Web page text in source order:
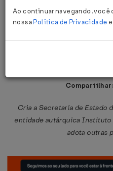
Lei Nº 10066 DE
Publicado no
Compartilhar:
Cria a Secretaria de Estado
entidade autárquica Instituto
adota outras
Ao continuar navegando, você
nossaPolítica de Privacidade